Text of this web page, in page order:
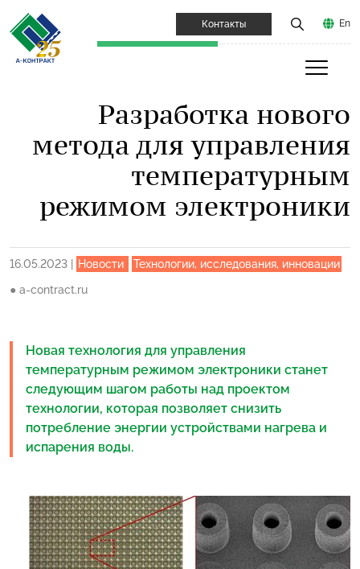
Контакты En
Разработка нового
метода для управления
температурным
режимом электроники
16.05.2023 Новости
Технологии, исследования, инновации
● a-contract.ru
Новая технология для управления
температурным режимом электроники станет
следующим шагом работы над проектом
технологии, которая позволяет снизить
потребление энергии устройствами нагрева и
испарения воды.